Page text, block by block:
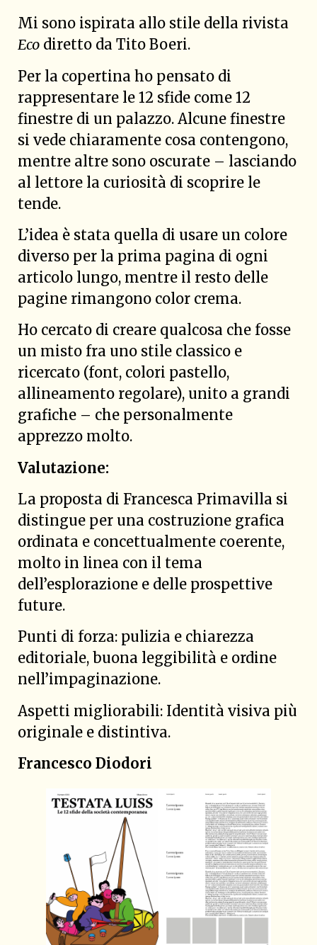
Mi sono ispirata allo stile della rivista
Eco diretto da Tito Boeri.
Per la copertina ho pensato di
rappresentare le 12 sfide come 12
finestre di un palazzo. Alcune finestre
si vede chiaramente cosa contengono,
mentre altre sono oscurate – lasciando
al lettore la curiosità di scoprire le
tende.
L’idea è stata quella di usare un colore
diverso per la prima pagina di ogni
articolo lungo, mentre il resto delle
pagine rimangono color crema.
Ho cercato di creare qualcosa che fosse
un misto fra uno stile classico e
ricercato (font, colori pastello,
allineamento regolare), unito a grandi
grafiche – che personalmente
apprezzo molto.
Valutazione:
La proposta di Francesca Primavilla si
distingue per una costruzione grafica
ordinata e concettualmente coerente,
molto in linea con il tema
dell’esplorazione e delle prospettive
future.
Punti di forza: pulizia e chiarezza
editoriale, buona leggibilità e ordine
nell’impaginazione.
Aspetti migliorabili: Identità visiva più
originale e distintiva.
Francesco Diodori